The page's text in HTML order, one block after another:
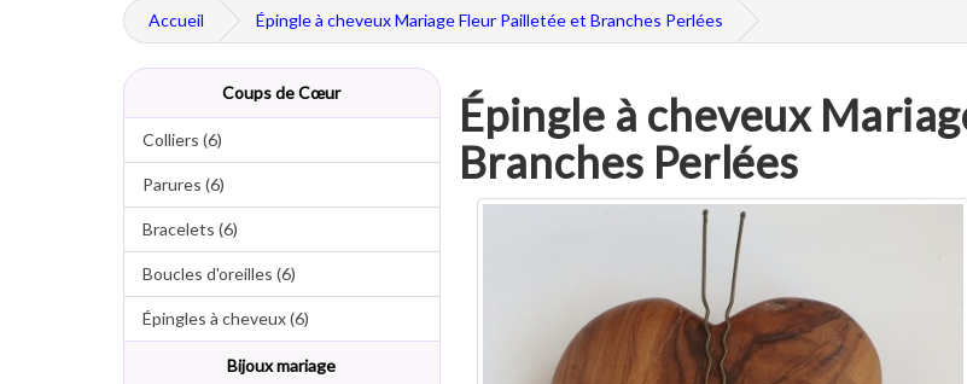
Accueil Épingle à cheveux Mariage Fleur Pailletée et Branches Perlées
Coups de Cœur
Colliers (6)
Parures (6)
Bracelets (6)
Boucles d'oreilles (6)
Épingles à cheveux (6)
Bijoux mariage
Épingle à cheveux
Branches Perlées